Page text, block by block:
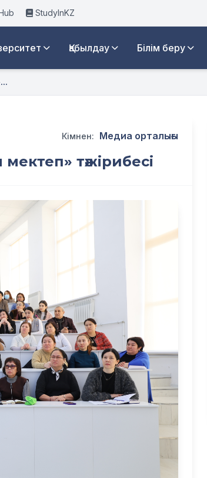
StudyInKZ
Қабылдау Білім беру
Кімнен: Медиа орталығы
тәжірибесі